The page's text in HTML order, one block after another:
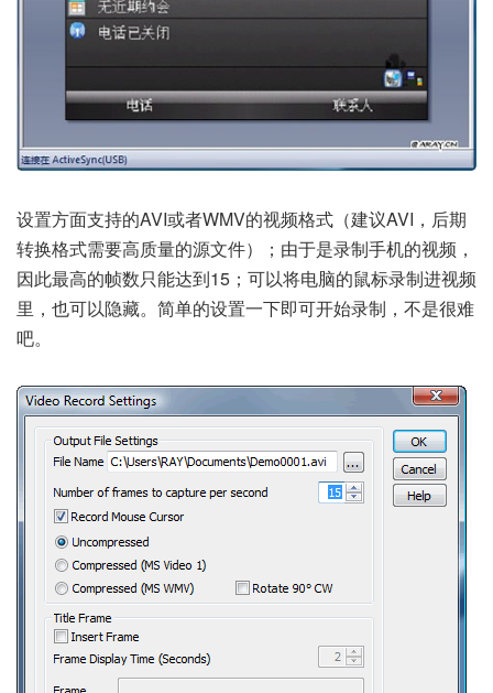
设置方面支持的AVI或者WMV的视频格式（建议AVI，后期
转换格式需要高质量的源文件）；由于是录制手机的视频，
因此最高的帧数只能达到15；可以将电脑的鼠标录制进视频
里，也可以隐藏。简单的设置一下即可开始录制，不是很难
吧。